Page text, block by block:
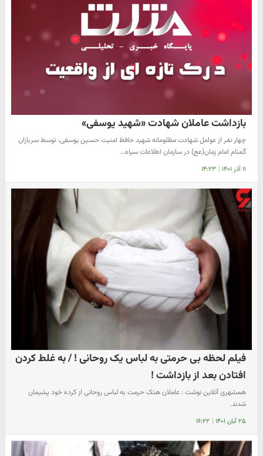
بازداشت عاملان شهادت «شهید یوسفی»
چهار نفر از عوامل شهادت مظلومانه شهید حافظ امنیت حسین یوسفی، توسط سربازان
گمنام امام زمان(عج) در سازمان اطلاعات سپاه…
۱۱ آذر ۱۴۰۱ | ۱۴:۲۳
فیلم لحظه بی حرمتی به لباس یک روحانی ! / به غلط کردن
افتادن بعد از بازداشت !
همشهری آنلاین نوشت : عاملان هتک حرمت به لباس روحانی از کرده خود پشیمان
شدند.
۲۵ آبان ۱۴۰۱ | ۱۶:۲۲